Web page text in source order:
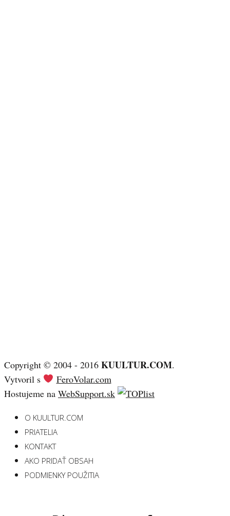
Copyright © 2004 - 2016 KUULTUR.COM.
Vytvoril s
FeroVolar.com
Hostujeme na WebSupport.sk
O KUULTUR.COM
PRIATELIA
KONTAKT
AKO PRIDAŤ OBSAH
PODMIENKY POUŽITIA